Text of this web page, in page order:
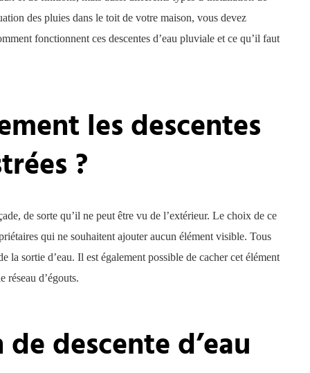
des pluies dans le toit de votre maison, vous devez
fonctionnent ces descentes d’eau pluviale et ce qu’il faut
les descentes
?
de sorte qu’il ne peut être vu de l’extérieur. Le choix de ce
qui ne souhaitent ajouter aucun élément visible. Tous
la sortie d’eau. Il est également possible de cacher cet élément
réseau d’égouts.
descente d’eau